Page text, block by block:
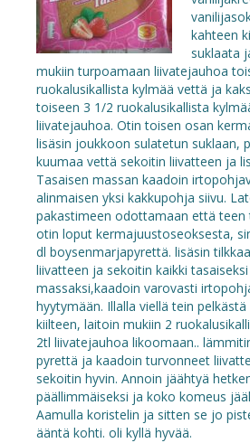
kahteen
suklaata
mukiin turpoamaan liivatejauhoa
ruokalusikallista kylmää vettä ja
toiseen 3 1/2 ruokalusikallista
liivatejauhoa. Otin toisen osan
lisäsin joukkoon sulatetun suklaan,
kuumaa vettä sekoitin liivatteen ja
Tasaisen massan kaadoin
alinmaisen yksi kakkupohja siivu.
pakastimeen odottamaan että teen
otin loput kermajuustoseoksesta,
dl boysenmarjapyrettä. lisäsin
liivatteen ja sekoitin kaikki
massaksi,kaadoin varovasti
hyytymään. Illalla viellä tein
kiilteen, laitoin mukiin 2
2tl liivatejauhoa likoomaan..
pyrettä ja kaadoin turvonneet
sekoitin hyvin. Annoin jäähtyä
päällimmäiseksi ja koko komeus
Aamulla koristelin ja sitten se jo
ääntä kohti. oli kyllä hyvää.